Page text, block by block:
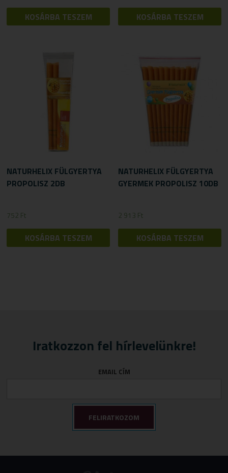
KOSÁRBA TESZEM KOSÁRBA TESZEM
NATURHELIX FÜLGYERTYA
PROPOLISZ 2DB
752 Ft
KOSÁRBA TESZEM
NATURHELIX FÜLGYERTYA
GYERMEK PROPOLISZ 10DB
2 913 Ft
KOSÁRBA TESZEM
Iratkozzon fel hírlevelünkre!
EMAIL CÍM